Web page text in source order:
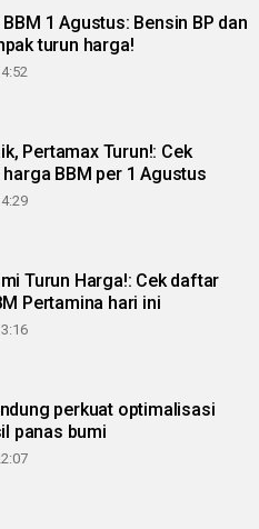
1 Agustus: Bensin BP dan
turun harga!
Pertamax Turun!: Cek
BBM per 1 Agustus
Turun Harga!: Cek daftar
Pertamina hari ini
perkuat optimalisasi
panas bumi